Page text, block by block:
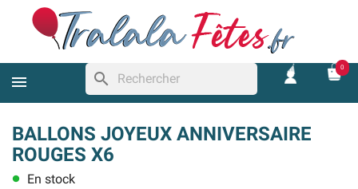
search
0
BALLONS JOYEUX ANNIVERSAIRE
ROUGES X6
lens En stock